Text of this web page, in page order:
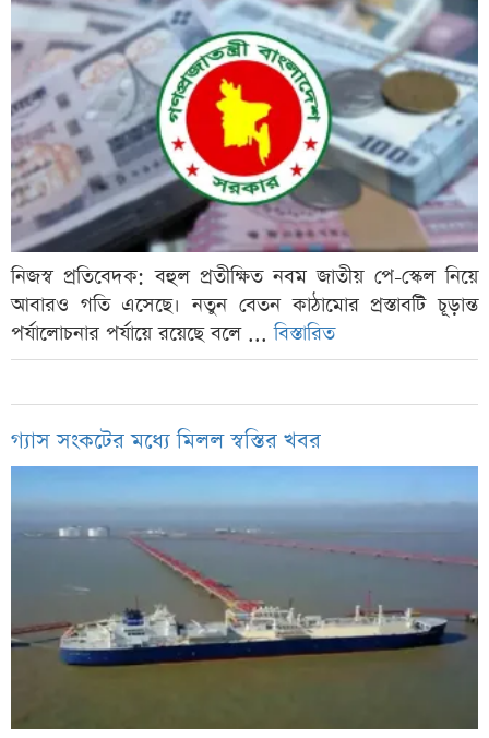
নিজস্ব প্রতিবেদক: বহুল প্রতীক্ষিত নবম জাতীয় পে-স্কেল নিয়ে
আবারও গতি এসেছে। নতুন বেতন কাঠামোর প্রস্তাবটি চূড়ান্ত
পর্যালোচনার পর্যায়ে রয়েছে বলে ...বিস্তারিত
গ্যাস সংকটের মধ্যে মিলল স্বস্তির খবর